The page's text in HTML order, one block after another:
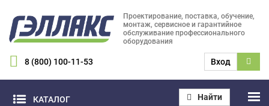
Проектирование, поставка, обучение,
монтаж, сервисное и гарантийное
обслуживание профессионального
оборудования
8 (800) 100-11-53 Вход
КАТАЛОГ Найти